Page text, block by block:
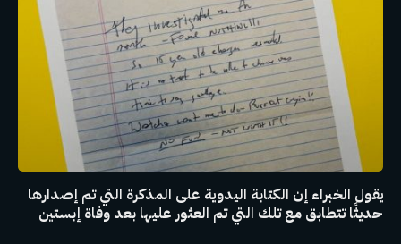
يقول الخبراء إن الكتابة اليدوية على المذكرة التي تم إصدارها
حديثًا تتطابق مع تلك التي تم العثور عليها بعد وفاة إبستين